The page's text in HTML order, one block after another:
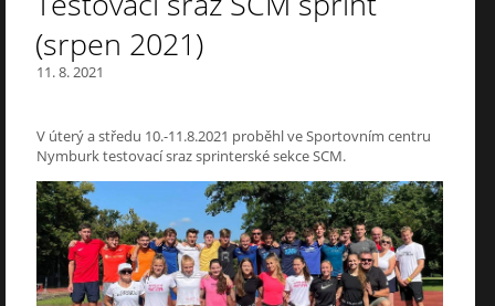
(srpen 2021)
11. 8. 2021
V úterý a středu 10.-11.8.2021 proběhl ve Sportovním centru
Nymburk testovací sraz sprinterské sekce SCM.